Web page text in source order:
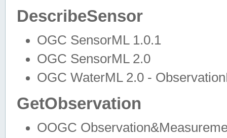
DescribeSensor
OGC SensorML 1.0.1
OGC SensorML 2.0
OGC WaterML 2.0 -
GetObservation
OOGC